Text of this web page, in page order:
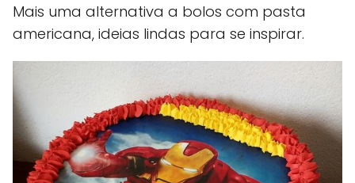
Mais uma alternativa a bolos com pasta
americana, ideias lindas para se inspirar.